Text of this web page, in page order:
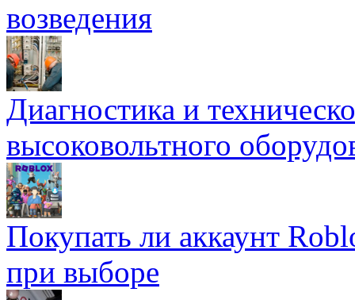
возведения
Диагностика и
высоковольтного
Покупать ли аккаунт
при выборе